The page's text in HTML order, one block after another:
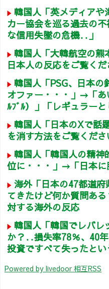
韓国人「英メディアや
カー協会を巡る過去の
な信用失墜の危機‥」
韓国人「大韓航空の熊
日本人の反応をご覧く
韓国人「PSG、日本
オファー・・・」→「あ
ﾙﾌﾞﾙ）」「レギュラー
韓国人「日本のXで話
を消す方法をご覧くだ
韓国人「韓国人の精神
位に・・・」→「日本に
海外「日本の47都道
てきたけど何か質問あ
対する海外の反応
韓国人「韓国でレバレ
か？‥損失率78％、40
投資ですべて失ったとい
Powered by livedoor 相互RSS